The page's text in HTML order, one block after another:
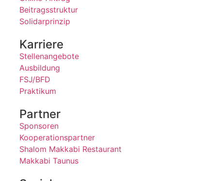
Beitragsstruktur
Solidarprinzip
Karriere
Stellenangebote
Ausbildung
FSJ/BFD
Praktikum
Partner
Sponsoren
Kooperationspartner
Shalom Makkabi Restaurant
Makkabi Taunus